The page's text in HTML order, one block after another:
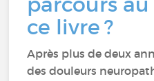
ce livre ?
Après plus de deux
des douleurs